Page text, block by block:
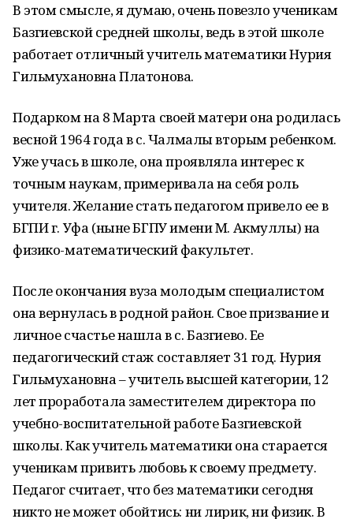
В этом смысле, я думаю, очень повезло ученикам
Базгиевской средней школы, ведь в этой школе
работает отличный учитель математики Нурия
Гильмухановна Платонова.
Подарком на 8 Марта своей матери она родилась
весной 1964 года в с. Чалмалы вторым ребенком.
Уже учась в школе, она проявляла интерес к
точным наукам, примеривала на себя роль
учителя. Желание стать педагогом привело ее в
БГПИ г. Уфа (ныне БГПУ имени М. Акмуллы) на
физико-математический факультет.
После окончания вуза молодым специалистом
она вернулась в родной район. Свое призвание и
личное счастье нашла в с. Базгиево. Ее
педагогический стаж составляет 31 год. Нурия
Гильмухановна – учитель высшей категории, 12
лет проработала заместителем директора по
учебно-воспитательной работе Базгиевской
школы. Как учитель математики она старается
ученикам привить любовь к своему предмету.
Педагог считает, что без математики сегодня
никто не может обойтись: ни лирик, ни физик. В